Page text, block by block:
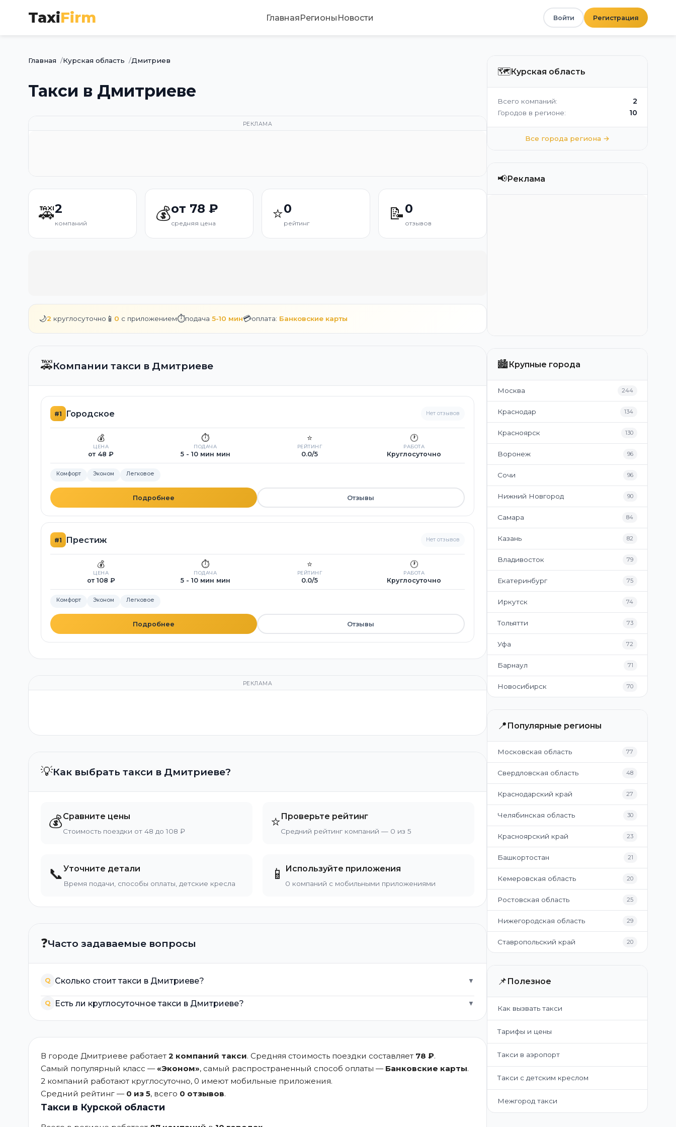
TaxiFirm ГлавнаяРегионы Новости Войти Регистрация
Главная Курская область Дмитриев
Такси в Дмитриеве
РЕКЛАМА
🚕2
компаний 💰от 78 ₽
средняя цена ⭐0
рейтинг 📝0
отзывов
🌙2 круглосуточно 📱 0 с приложением⏱️подача 5-10 мин💳оплата: Банковские карты
🚕Компании такси в Дмитриеве
#1 Городское Нет отзывов
💰
ЦЕНА
от 48 ₽
⏱️
ПОДАЧА
5 - 10 мин мин
⭐
РЕЙТИНГ
0.0/5
🕐
РАБОТА
Круглосуточно
Комфорт Эконом Легковое
Подробнее Отзывы
#1 Престиж Нет отзывов
💰
ЦЕНА
от 108 ₽
⏱️
ПОДАЧА
5 - 10 мин мин
⭐
РЕЙТИНГ
0.0/5
🕐
РАБОТА
Круглосуточно
Комфорт Эконом Легковое
Подробнее Отзывы
РЕКЛАМА
💡Как выбрать такси в Дмитриеве?
💰Сравните цены
Стоимость поездки от 48 до 108 ₽
⭐Проверьте рейтинг
Средний рейтинг компаний — 0 из 5
📞Уточните детали
Время подачи, способы оплаты, детские кресла
📱 Используйте приложения
0 компаний с мобильными приложениями
❓Часто задаваемые вопросы
Q Сколько стоит такси в Дмитриеве? ▼
Q Есть ли круглосуточное такси в Дмитриеве? ▼
В городе Дмитриеве работает 2 компаний такси. Средняя стоимость поездки составляет 78 ₽.
Самый популярный класс —«Эконом», самый распространенный способ оплаты — Банковские карты.
2 компаний работают круглосуточно, 0 имеют мобильные приложения.
Средний рейтинг — 0 из 5, всего 0 отзывов.
Такси в Курской области
🗺️Курская область
Всего компаний: 2
Городов в регионе: 10
Все города региона →
📢Реклама
🏙️Крупные города
Москва 244
Краснодар 134
Красноярск 130
Воронеж 96
Сочи 96
Нижний Новгород 90
Самара 84
Казань 82
Владивосток 79
Екатеринбург 75
Иркутск 74
Тольятти 73
Уфа 72
Барнаул 71
Новосибирск 70
📍 Популярные регионы
Московская область 77
Свердловская область 48
Краснодарский край 27
Челябинская область 30
Красноярский край 23
Башкортостан 21
Кемеровская область 20
Ростовская область 25
Нижегородская область 29
Ставропольский край 20
📌 Полезное
Как вызвать такси
Тарифы и цены
Такси в аэропорт
Такси с детским креслом
Межгород такси